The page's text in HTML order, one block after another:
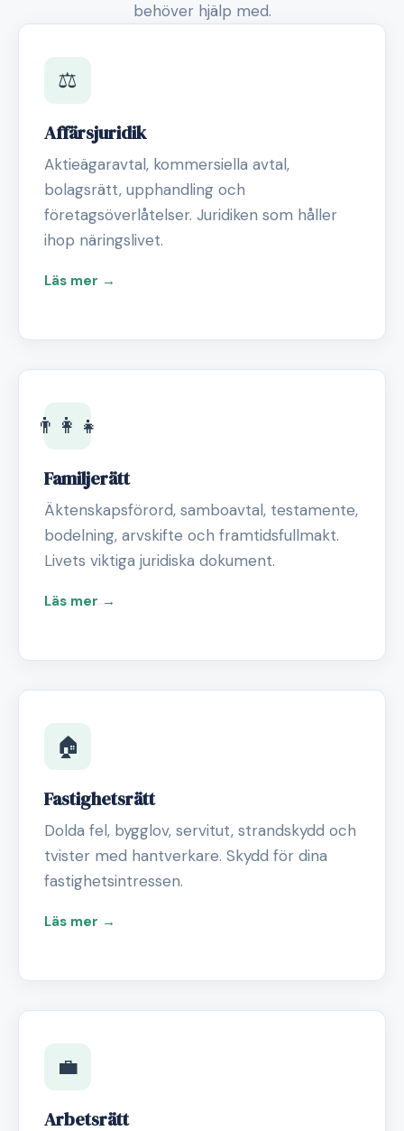
behöver hjälp med.
⚖️
Affärsjuridik
Aktieägaravtal, kommersiella avtal,
bolagsrätt, upphandling och
företagsöverlåtelser. Juridiken som håller
ihop näringslivet.
Läs mer →
👨‍👩‍👧
Familjerätt
Äktenskapsförord, samboavtal, testamente,
bodelning, arvskifte och framtidsfullmakt.
Livets viktiga juridiska dokument.
Läs mer →
🏠
Fastighetsrätt
Dolda fel, bygglov, servitut, strandskydd och
tvister med hantverkare. Skydd för dina
fastighetsintressen.
Läs mer →
💼
Arbetsrätt